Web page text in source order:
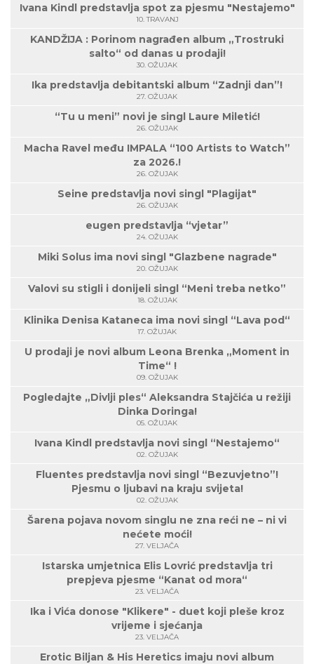
Ivana Kindl predstavlja spot za pjesmu "Nestajemo"
10. TRAVANJ
KANDŽIJA : Porinom nagrađen album „Trostruki
salto“ od danas u prodaji!
30. OŽUJAK
Ika predstavlja debitantski album “Zadnji dan”!
27. OŽUJAK
“Tu u meni” novi je singl Laure Miletić!
26. OŽUJAK
Macha Ravel među IMPALA “100 Artists to Watch”
za 2026.!
26. OŽUJAK
Seine predstavlja novi singl "Plagijat"
26. OŽUJAK
eugen predstavlja “vjetar”
24. OŽUJAK
Miki Solus ima novi singl "Glazbene nagrade"
20. OŽUJAK
Valovi su stigli i donijeli singl “Meni treba netko”
18. OŽUJAK
Klinika Denisa Kataneca ima novi singl “Lava pod“
17. OŽUJAK
U prodaji je novi album Leona Brenka „Moment in
Time“ !
09. OŽUJAK
Pogledajte „Divlji ples“ Aleksandra Stajčića u režiji
Dinka Doringa!
05. OŽUJAK
Ivana Kindl predstavlja novi singl “Nestajemo“
02. OŽUJAK
Fluentes predstavlja novi singl “Bezuvjetno”!
Pjesmu o ljubavi na kraju svijeta!
02. OŽUJAK
Šarena pojava novom singlu ne zna reći ne – ni vi
nećete moći!
27. VELJAČA
Istarska umjetnica Elis Lovrić predstavlja tri
prepjeva pjesme “Kanat od mora“
23. VELJAČA
Ika i Vića donose "Klikere" - duet koji pleše kroz
vrijeme i sjećanja
23. VELJAČA
Erotic Biljan & His Heretics imaju novi album